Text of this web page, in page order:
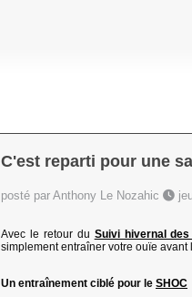
C'est reparti pour une
posté par Anthony Le Nozahic
Avec le retour du Suivi hivernal
simplement entraîner votre ouïe
Un entraînement ciblé pour le SHOC